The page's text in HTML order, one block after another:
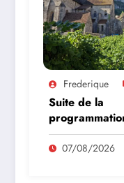
Frederique
Suite de la
des amis de
de Marcilhac
07/08/2026